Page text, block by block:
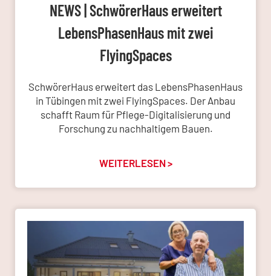
NEWS | SchwörerHaus erweitert
LebensPhasenHaus mit zwei
FlyingSpaces
SchwörerHaus erweitert das LebensPhasenHaus
in Tübingen mit zwei FlyingSpaces. Der Anbau
schafft Raum für Pflege-Digitalisierung und
Forschung zu nachhaltigem Bauen.
WEITERLESEN >